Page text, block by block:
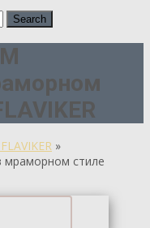
»
мраморном стиле